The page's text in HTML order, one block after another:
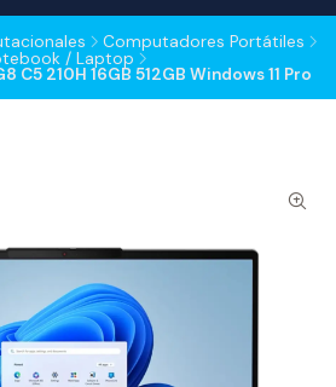
Computadores Portátiles
/ Laptop
C5 210H 16GB 512GB Windows 11 Pro